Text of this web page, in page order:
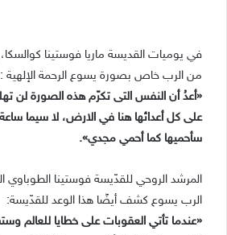
من الرب خاص بصورة يسوع الرحمة الإلهية :
«أعدُ أن النفس التى تكرّم هذه الصورة لن
على كل أعدائها هنا في الارض، لا سيما ساعة
سأحميها كما أحمي مجدي».
المرشد الروحي للقدّيسة فوستينا
الرب يسوع كشف أيضًا هذا الوعد للقدّيسة:
«عندما تأتي العقوبات على خطايا للعالم